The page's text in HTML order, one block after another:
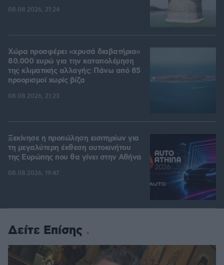
08.08.2026, 21:24
Χώρα προσφέρει «χρυσά διαβατήρια»
80.000 ευρώ για την καταπολέμηση
της κλιματικής αλλαγής: Πάνω από 85
προορισμοί χωρίς βίζα
08.08.2026, 21:23
Ξεκίνησε η προπώληση εισιτηρίων για
τη μεγαλύτερη έκθεση αυτοκινήτου
της Ευρώπης που θα γίνει στην Αθήνα
08.08.2026, 19:47
Δείτε Επίσης